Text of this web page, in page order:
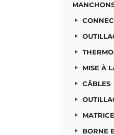
MISE À
CÂBLES
MATRICE
BORNE
CONNECTIONS